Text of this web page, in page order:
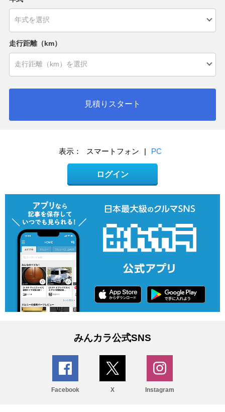
走行距離（km）
見積りスタート
表示： スマートフォン | PC
ログイン
みんカラ公式SNS
Facebook X Instagram